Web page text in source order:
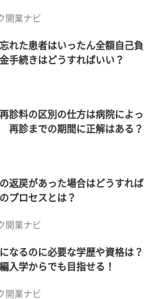
開業ナビ
れた患者はいったん全額自己負
手続きはどうすればいい？
診料の区別の仕方は病院によっ
再診までの期間に正解はある？
の返戻があった場合はどうすれば
プロセスとは？
開業ナビ
なるのに必要な学歴や資格は？
入学からでも目指せる！
開業ナビ